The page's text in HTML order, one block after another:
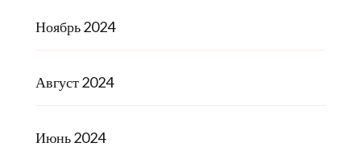
Ноябрь 2024
Август 2024
Июнь 2024